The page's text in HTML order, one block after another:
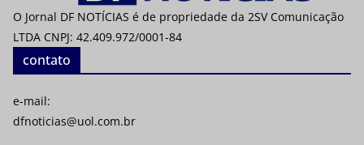
O Jornal DF NOTÍCIAS é de propriedade da 2SV Comunicação
LTDA CNPJ: 42.409.972/0001-84
contato
e-mail:
dfnoticias@uol.com.br